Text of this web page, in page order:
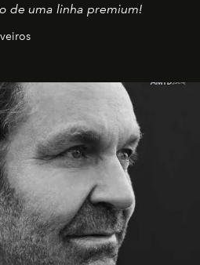
de uma linha premium!